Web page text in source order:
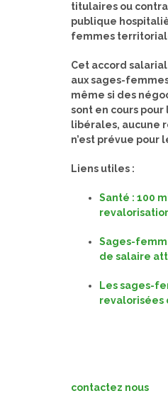
titulaires ou
publique
femmes
Cet accord
aux sages-
même si des
sont en cours
libérales, aucune
n’est prévue pour
Liens utiles :
Santé : 100
Sages-
de salaire
Les sages-
revalorisées
contactez nous